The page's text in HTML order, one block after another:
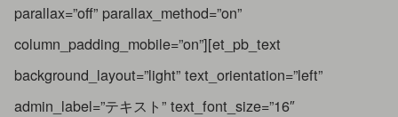
parallax=”off” parallax_method=”on”
column_padding_mobile=”on”][et_pb_text
background_layout=”light” text_orientation=”left”
admin_label=”テキスト” text_font_size=”16″